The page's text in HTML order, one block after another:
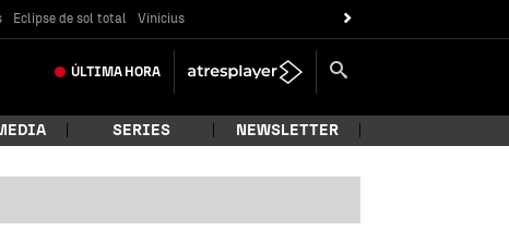
Eclipse de sol total Vinicius
ÚLTIMA HORA
SERIES NEWSLETTER